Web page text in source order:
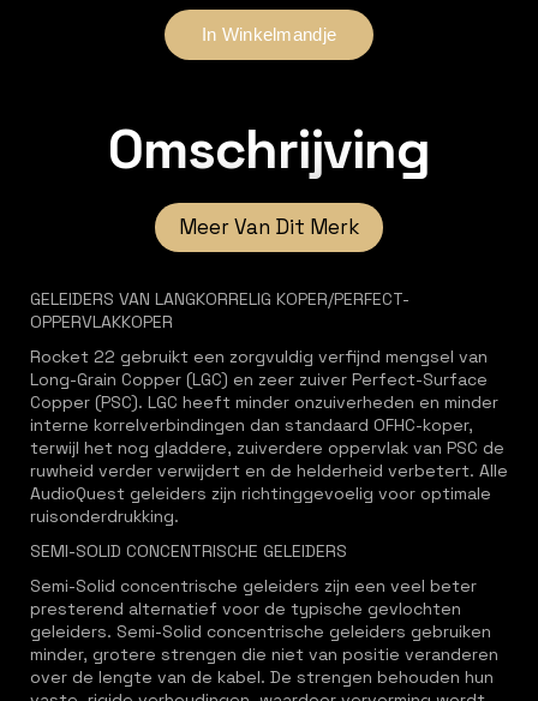
Omschrijving
Meer Van Dit Merk
GELEIDERS VAN LANGKORRELIG KOPER/PERFECT-
OPPERVLAKKOPER
Rocket 22 gebruikt een zorgvuldig verfijnd mengsel van
Long-Grain Copper (LGC) en zeer zuiver Perfect-Surface
Copper (PSC). LGC heeft minder onzuiverheden en minder
interne korrelverbindingen dan standaard OFHC-koper,
terwijl het nog gladdere, zuiverdere oppervlak van PSC de
ruwheid verder verwijdert en de helderheid verbetert. Alle
AudioQuest geleiders zijn richtinggevoelig voor optimale
ruisonderdrukking.
SEMI-SOLID CONCENTRISCHE GELEIDERS
Semi-Solid concentrische geleiders zijn een veel beter
presterend alternatief voor de typische gevlochten
geleiders. Semi-Solid concentrische geleiders gebruiken
minder, grotere strengen die niet van positie veranderen
over de lengte van de kabel. De strengen behouden hun